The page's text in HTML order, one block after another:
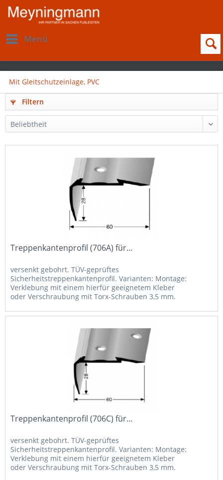
Menü
Mit Gleitschutzeinlage, PVC
Filtern
Treppenkantenprofil (706A) für...
versenkt gebohrt. TÜV-geprüftes
Sicherheitstreppenkantenprofil. Varianten: Montage:
Verklebung mit einem hierfür geeignetem Kleber
oder Verschraubung mit Torx-Schrauben 3,5 mm.
auf...
Treppenkantenprofil (706C) für...
versenkt gebohrt. TÜV-geprüftes
Sicherheitstreppenkantenprofil. Varianten: Montage:
Verklebung mit einem hierfür geeignetem Kleber
oder Verschraubung mit Torx-Schrauben 3,5 mm.